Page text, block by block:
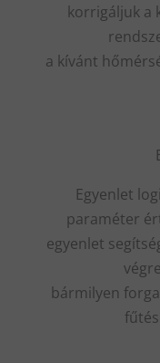
korrigáljuk a
a kívánt
Egyenlet
paraméter
egyenlet
bármilyen